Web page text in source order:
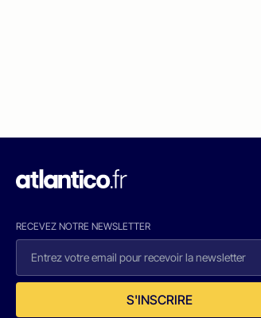
RECEVEZ NOTRE NEWSLETTER
S'INSCRIRE